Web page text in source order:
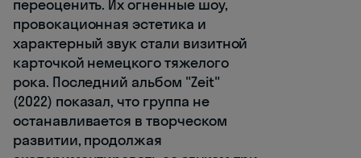
переоценить. Их огненные шоу,
провокационная эстетика и
характерный звук стали визитной
карточкой немецкого тяжелого
рока. Последний альбом "Zeit"
(2022) показал, что группа не
останавливается в творческом
развитии, продолжая